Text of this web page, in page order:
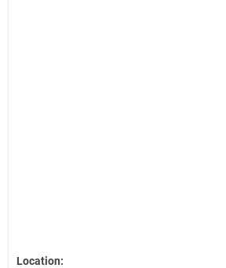
Location: